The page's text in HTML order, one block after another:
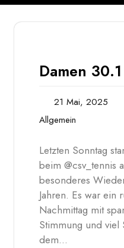
Damen 30.1
21 Mai, 2025
Allgemein
Letzten Sonntag
beim @csv_tennis
besonderes
Jahren. Es war ein
Nachmittag mit
Stimmung und viel
dem…